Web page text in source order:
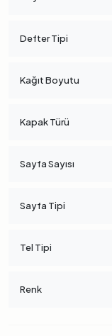
Defter Tipi
Kağıt Boyutu
Kapak Türü
Sayfa Sayısı
Sayfa Tipi
Tel Tipi
Renk